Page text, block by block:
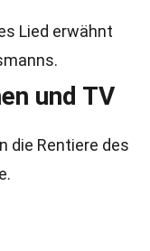
Lied erwähnt
und TV
die Rentiere des